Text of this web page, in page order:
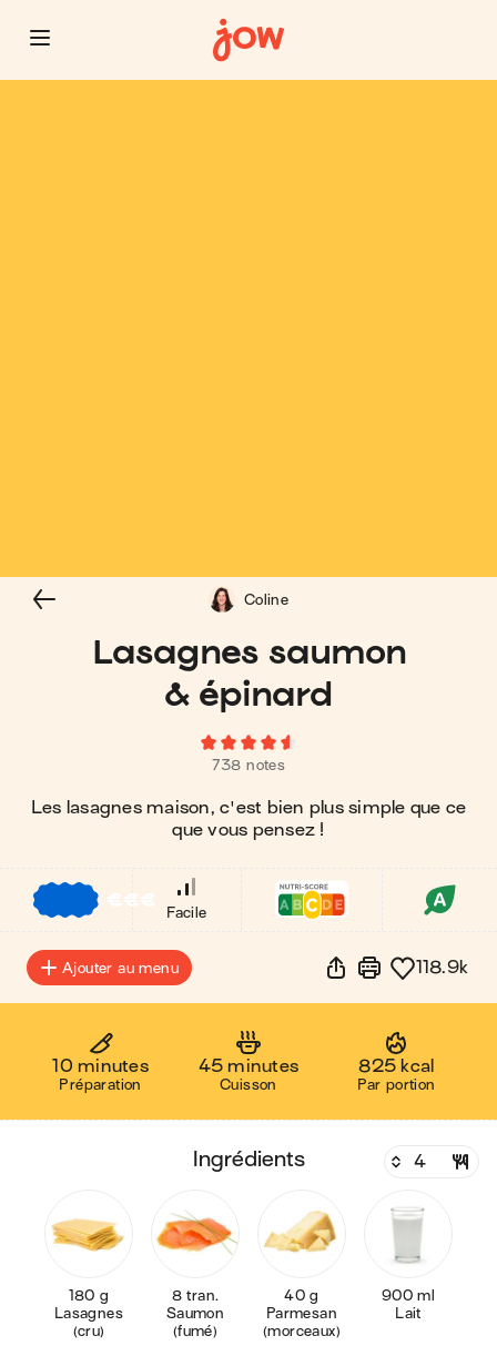
Lasagnes saumon
& épinard
738 notes
Les lasagnes maison, c'est bien plus simple que ce
que vous pensez !
Coline
€€€
Facile
Ajouter au menu 118.9k
10 minutes
Préparation
45 minutes
Cuisson
825 kcal
Par portion
ingrédients
180 g
Lasagnes
(cru)
8 tran.
Saumon
(fumé)
40 g
Parmesan
(morceaux)
900 ml
Lait